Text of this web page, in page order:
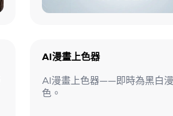
AI漫畫上色器
AI漫畫上色器——即時為黑白
色。